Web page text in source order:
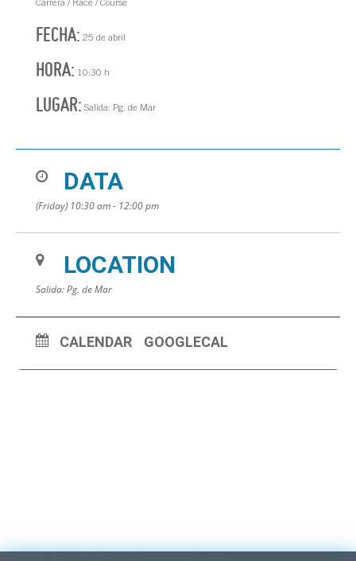
Carrera / Race / Course
FECHA: 25 de abril
HORA: 10:30 h
LUGAR: Salida: Pg. de Mar
DATA
(Friday) 10:30 am - 12:00 pm
LOCATION
Salida: Pg. de Mar
CALENDAR GOOGLECAL